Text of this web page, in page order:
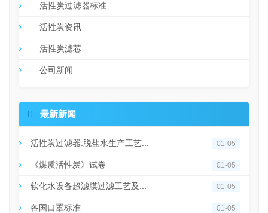
活性炭过滤器标准
活性炭资讯
活性炭滤芯
公司新闻
 最新新闻
活性炭过滤器:脱盐水生产工艺... 01-05
《煤质活性炭》试卷 01-05
软化水设备超滤膜过滤工艺及... 01-05
各国口罩标准 01-05